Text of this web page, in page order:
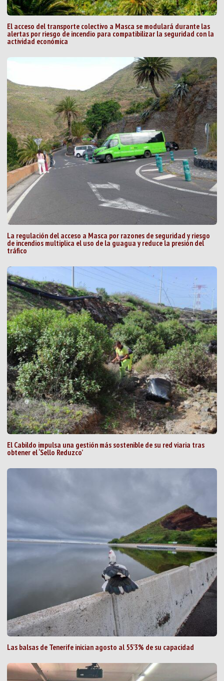
El acceso del transporte colectivo a Masca se modulará durante las
alertas por riesgo de incendio para compatibilizar la seguridad con la
actividad económica
La regulación del acceso a Masca por razones de seguridad y riesgo
de incendios multiplica el uso de la guagua y reduce la presión del
tráfico
El Cabildo impulsa una gestión más sostenible de su red viaria tras
obtener el ‘Sello Reduzco’
Las balsas de Tenerife inician agosto al 55’3% de su capacidad